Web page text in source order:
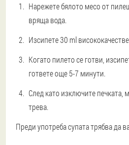
Нарежете бялото месо от
вряща вода.
Изсипете 30 ml
Когато пилето се готви,
гответе още 5-7 минути.
След като изключите печката,
трева.
Преди употреба супата трябва да